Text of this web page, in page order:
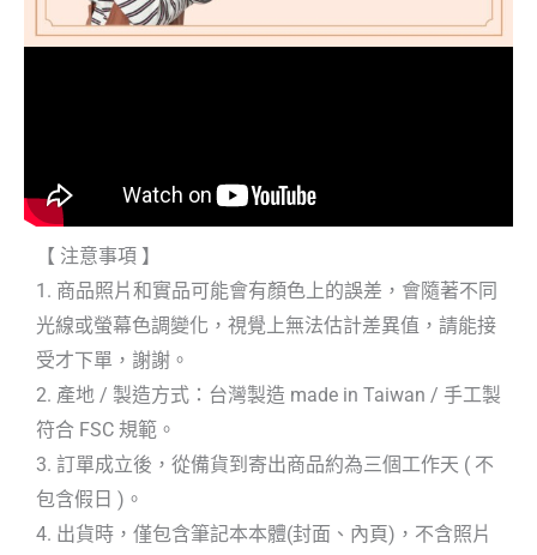
【 注意事項 】
1. 商品照片和實品可能會有顏色上的誤差，會隨著不同
光線或螢幕色調變化，視覺上無法估計差異值，請能接
受才下單，謝謝。
2. 產地 / 製造方式：台灣製造 made in Taiwan / 手工製
符合 FSC 規範。
3. 訂單成立後，從備貨到寄出商品約為三個工作天 ( 不
包含假日 )。
4. 出貨時，僅包含筆記本本體(封面、內頁)，不含照片